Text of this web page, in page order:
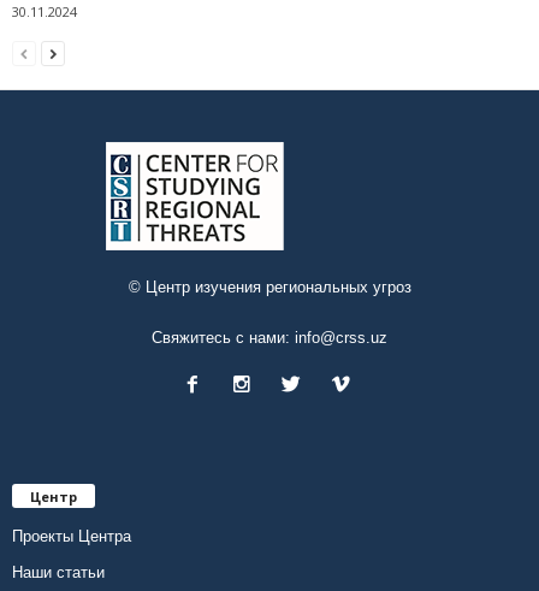
30.11.2024
© Центр изучения региональных угроз
Свяжитесь с нами: info@crss.uz
Центр
Проекты Центра
Наши статьи